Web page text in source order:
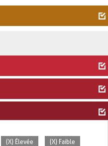
(X) Élevée (X) Faible